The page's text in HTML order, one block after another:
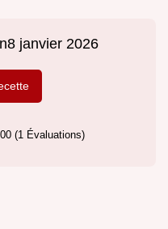
8 janvier 2026
(1 Évaluations)